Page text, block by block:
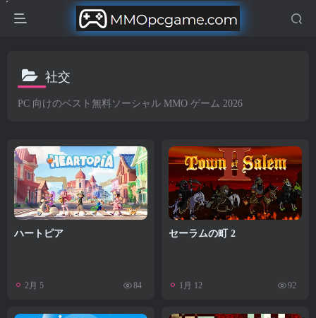
社交
PC 向けのベスト無料ソーシャル MMO ゲーム 2026
ハートピア
2月 5 84
セーラムの町 2
1月 12 92